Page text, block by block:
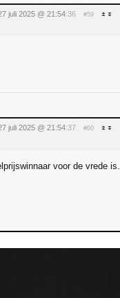
juli 2025 @ 21:54:36 #59
juli 2025 @ 21:54:37 #60
voor de vrede is.